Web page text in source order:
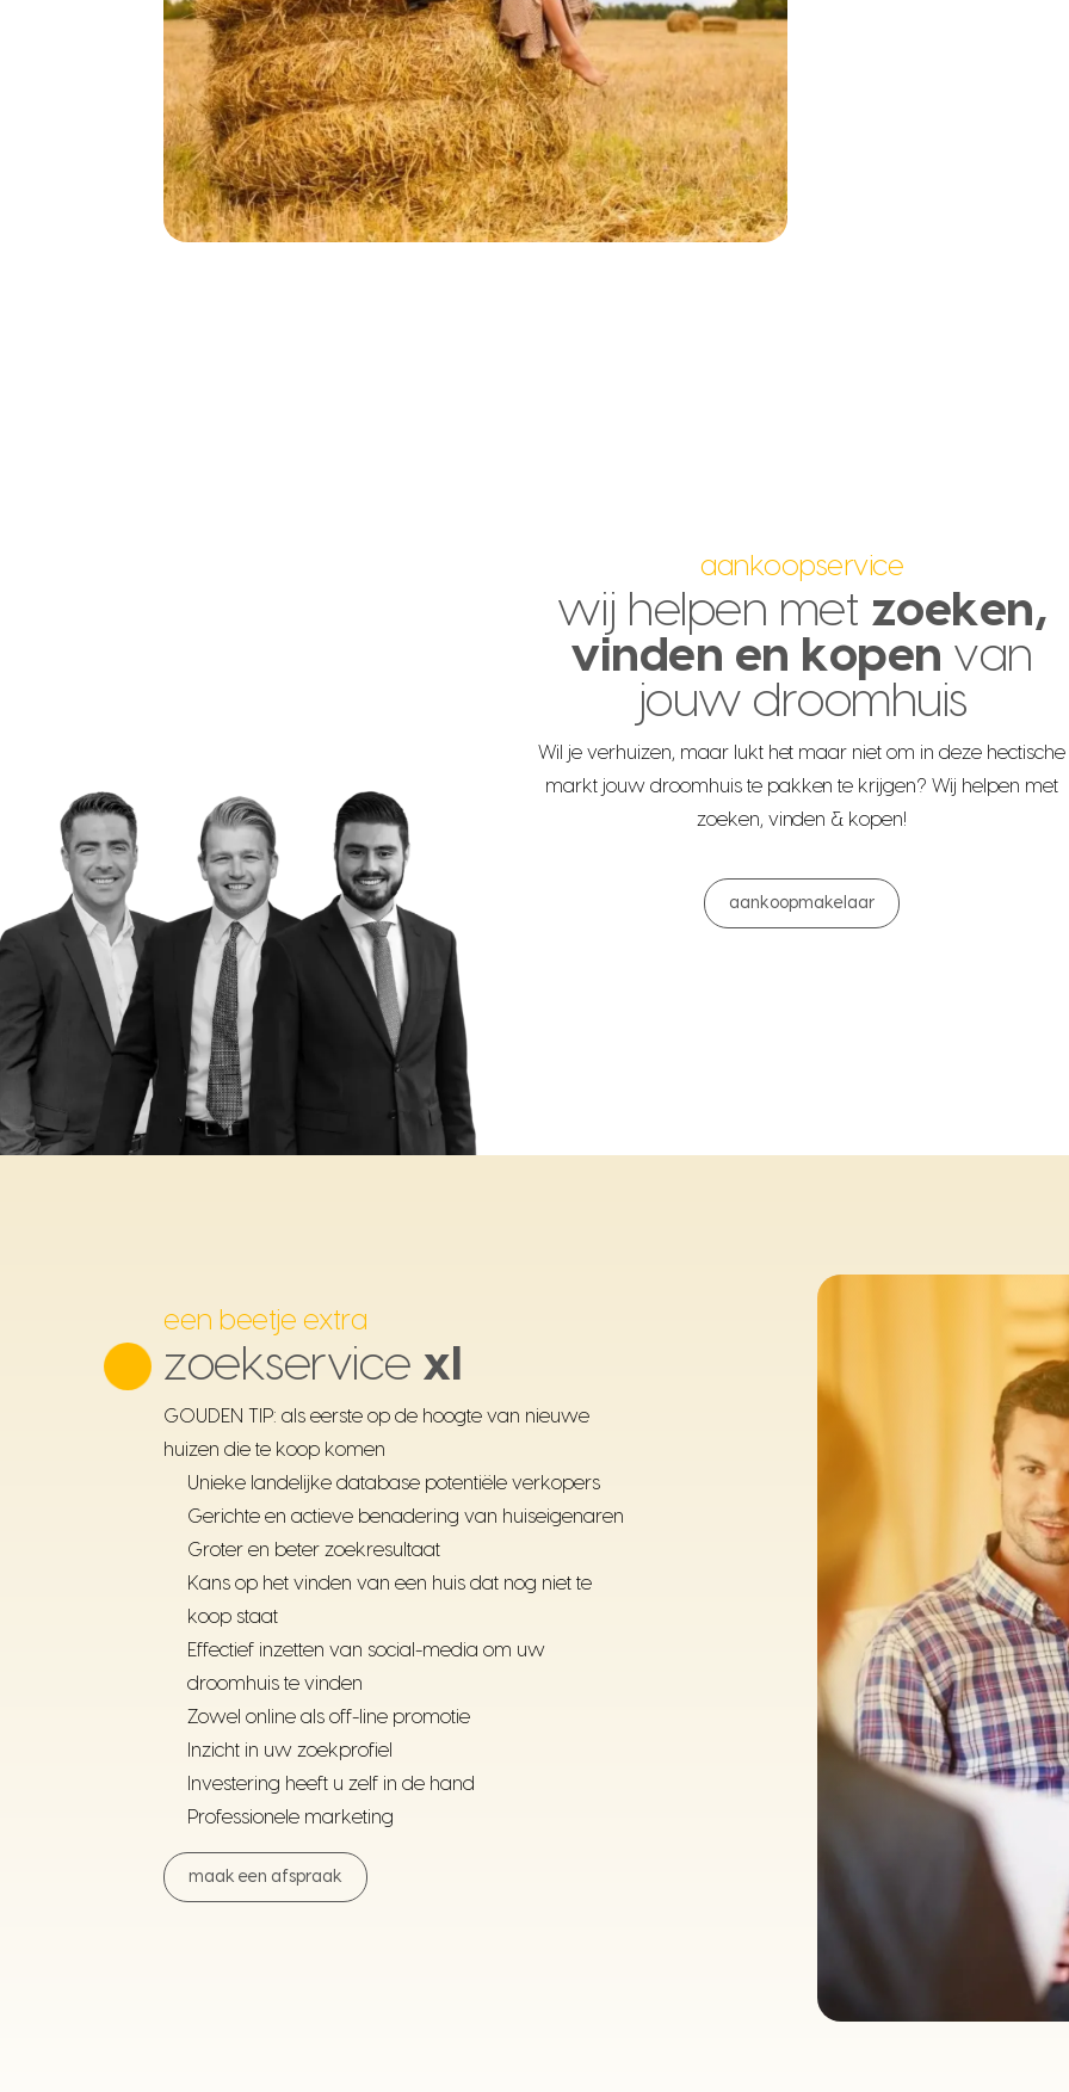
aankoopservice
wij helpen met zoeken,
vinden en kopen van
jouw droomhuis
Wil je verhuizen, maar lukt het maar niet om in deze hectische
markt jouw droomhuis te pakken te krijgen? Wij helpen met
zoeken, vinden & kopen!
aankoopmakelaar
een beetje extra
zoekservice xl
GOUDEN TIP: als eerste op de hoogte van nieuwe
huizen die te koop komen
Unieke landelijke database potentiële verkopers
Gerichte en actieve benadering van huiseigenaren
Groter en beter zoekresultaat
Kans op het vinden van een huis dat nog niet te
koop staat
Effectief inzetten van social-media om uw
droomhuis te vinden
Zowel online als off-line promotie
Inzicht in uw zoekprofiel
Investering heeft u zelf in de hand
Professionele marketing
maak een afspraak